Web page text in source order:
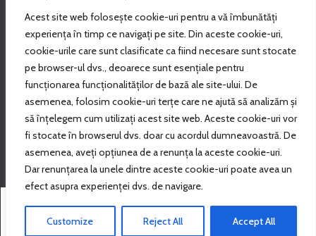
Acest site web folosește cookie-uri pentru a vă îmbunătăți
experiența în timp ce navigați pe site. Din aceste cookie-uri,
cookie-urile care sunt clasificate ca fiind necesare sunt stocate
pe browser-ul dvs., deoarece sunt esențiale pentru
funcționarea funcționalităților de bază ale site-ului. De
asemenea, folosim cookie-uri terțe care ne ajută să analizăm și
să înțelegem cum utilizați acest site web. Aceste cookie-uri vor
fi stocate în browserul dvs. doar cu acordul dumneavoastră. De
asemenea, aveți opțiunea de a renunța la aceste cookie-uri.
Dar renunțarea la unele dintre aceste cookie-uri poate avea un
efect asupra experienței dvs. de navigare.
Customize Reject All Accept All
Your IP: 216.73.216.168
Caută
Căutare…
Hestia | Proiectată deThemeIsle
This website uses cookies to improve your experience. We'll
assume you accept this policy as long as you are using this